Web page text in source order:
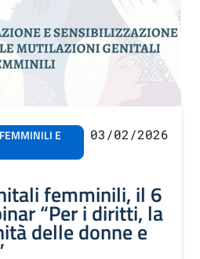
E
03/02/2026
femminili, il 6
“Per i diritti, la
delle donne e